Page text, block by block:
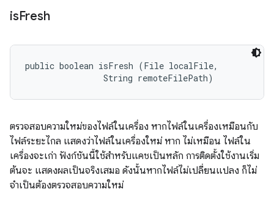
isFresh
public boolean isFresh (File localFile,
                String remoteFilePath)
ตรวจสอบความใหม่ของไฟล์ในเครื่อง หากไฟล์ในเครื่องเหมือนกับ
ไฟล์ระยะไกล แสดงว่าไฟล์ในเครื่องใหม่ หาก ไม่เหมือน ไฟล์ใน
เครื่องจะเก่า ฟังก์ชันนี้ใช้สำหรับแคชเป็นหลัก การติดตั้งใช้งานเริ่ม
ต้นจะ แสดงผลเป็นจริงเสมอ ดังนั้นหากไฟล์ไม่เปลี่ยนแปลง ก็ไม่
จำเป็นต้องตรวจสอบความใหม่